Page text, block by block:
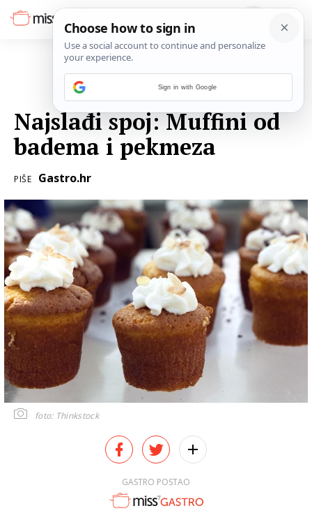
Najslađi spoj: Muffini od
badema i pekmeza
PIŠE Gastro.hr
foto: Thinkstock
GASTRO POSTAO
Sign in with Google